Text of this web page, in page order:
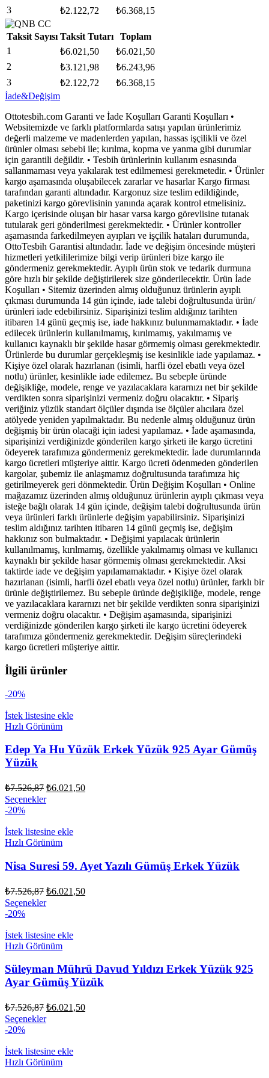
3
₺2.122,72 ₺6.368,15
Taksit Sayısı Taksit Tutarı
Toplam
1
₺6.021,50 ₺6.021,50
2
₺3.121,98 ₺6.243,96
3
₺2.122,72 ₺6.368,15
İade&Değişim
Ottotesbih.com Garanti ve İade Koşulları Garanti Koşulları •
Websitemizde ve farklı platformlarda satışı yapılan ürünlerimiz
değerli malzeme ve madenlerden yapılan, hassas işçilikli ve özel
ürünler olması sebebi ile; kırılma, kopma ve yanma gibi durumlar
için garantili değildir. • Tesbih ürünlerinin kullanım esnasında
sallanmaması veya yakılarak test edilmemesi gerekmetedir. • Ürünler
kargo aşamasında oluşabilecek zararlar ve hasarlar Kargo firması
tarafından garanti altındadır. Kargonuz size teslim edildiğinde,
paketinizi kargo görevlisinin yanında açarak kontrol etmelisiniz.
Kargo içerisinde oluşan bir hasar varsa kargo görevlisine tutanak
tutularak geri gönderilmesi gerekmektedir. • Ürünler kontroller
aşamasında farkedilmeyen ayıpları ve işçilik hataları durumunda,
OttoTesbih Garantisi altındadır. İade ve değişim öncesinde müşteri
hizmetleri yetkililerimize bilgi verip ürünleri bize kargo ile
göndermeniz gerekmektedir. Ayıplı ürün stok ve tedarik durmuna
göre hızlı bir şekilde değiştirilerek size gönderilecektir. Ürün İade
Koşulları • Sitemiz üzerinden almış olduğunuz ürünlerin ayıplı
çıkması durumunda 14 gün içinde, iade talebi doğrultusunda ürün/
ürünleri iade edebilirsiniz. Siparişinizi teslim aldığınız tarihten
itibaren 14 günü geçmiş ise, iade hakkınız bulunmamaktadır. • İade
edilecek ürünlerin kullanılmamış, kırılmamış, yakılmamış ve
kullanıcı kaynaklı bir şekilde hasar görmemiş olması gerekmektedir.
Ürünlerde bu durumlar gerçekleşmiş ise kesinlikle iade yapılamaz. •
Kişiye özel olarak hazırlanan (isimli, harfli özel ebatlı veya özel
notlu) ürünler, kesinlikle iade edilemez. Bu sebeple üründe
değişikliğe, modele, renge ve yazılacaklara kararnızı net bir şekilde
verdikten sonra siparişinizi vermeniz doğru olacaktır. • Sipariş
veriğiniz yüzük standart ölçüler dışında ise ölçüler alıcılara özel
atölyede yeniden yapılmaktadır. Bu nedenle almış olduğunuz ürün
değişmiş bir ürün olacaği için iadesi yapılamaz. • İade aşamasında,
siparişinizi verdiğinizde gönderilen kargo şirketi ile kargo ücretini
ödeyerek tarafımıza göndermeniz gerekmektedir. İade durumlarında
kargo ücretleri müşteriye aittir. Kargo ücreti ödenmeden gönderilen
kargolar, şubemiz ile anlaşmamız doğrultusunda tarafımıza hiç
getirilmeyerek geri dönmektedir. Ürün Değişim Koşulları • Online
mağazamız üzerinden almış olduğunuz ürünlerin ayıplı çıkması veya
isteğe bağlı olarak 14 gün içinde, değişim talebi doğrultusunda ürün
veya ürünleri farklı ürünlerle değişim yapabilirsiniz. Siparişinizi
teslim aldığınız tarihten itibaren 14 günü geçmiş ise, değişim
hakkınız son bulmaktadır. • Değişimi yapılacak ürünlerin
kullanılmamış, kırılmamış, özellikle yakılmamış olması ve kullanıcı
kaynaklı bir şekilde hasar görmemiş olması gerekmektedir. Aksi
taktirde iade ve değişim yapılamamaktadır. • Kişiye özel olarak
hazırlanan (isimli, harfli özel ebatlı veya özel notlu) ürünler, farklı bir
ürünle değiştirilemez. Bu sebeple üründe değişikliğe, modele, renge
ve yazılacaklara kararnızı net bir şekilde verdikten sonra siparişinizi
vermeniz doğru olacaktır. • Değişim aşamasında, siparişinizi
verdiğinizde gönderilen kargo şirketi ile kargo ücretini ödeyerek
tarafımıza göndermeniz gerekmektedir. Değişim süreçlerindeki
kargo ücretleri müşteriye aittir.
İlgili ürünler
-20%
İstek listesine ekle
Hızlı Görünüm
Edep Ya Hu Yüzük Erkek Yüzük 925 Ayar Gümüş
Yüzük
₺7.526,87 Orijinal
fiyat:
₺6.021,50Şu
SeçeneklerBu
fazla
varyasyonu
Seçenekler
ürün
sayfasından
seçilebilir
-20%
İstek listesine ekle
Hızlı Görünüm
Nisa Suresi 59. Ayet Yazılı Gümüş Erkek Yüzük
₺7.526,87 Orijinal
fiyat:
₺6.021,50Şu
SeçeneklerBu
fazla
varyasyonu
Seçenekler
ürün
sayfasından
-20%
İstek listesine ekle
Hızlı Görünüm
Süleyman Mührü Davud Yıldızı Erkek Yüzük 925
Ayar Gümüş Yüzük
₺7.526,87 Orijinal
fiyat:
₺6.021,50Şu
SeçeneklerBu
fazla
varyasyonu
-20%
İstek listesine ekle
Hızlı Görünüm